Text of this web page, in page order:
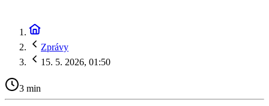
Zprávy
15. 5. 2026, 01:50
3 min